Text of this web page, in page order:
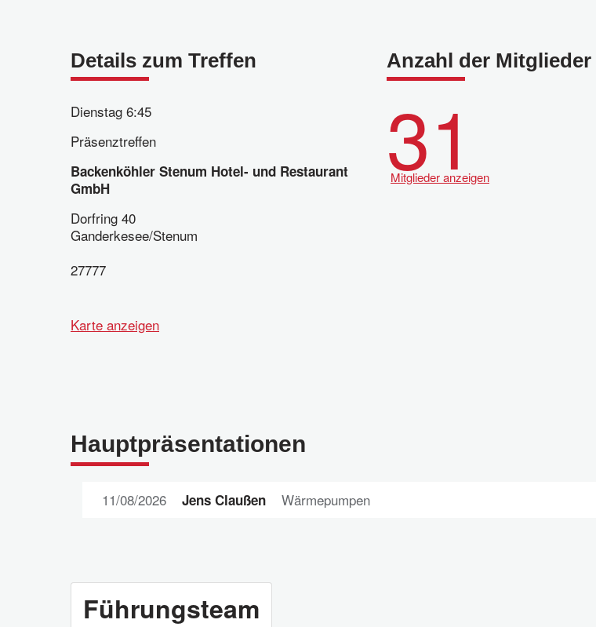
Details zum Treffen
Dienstag 6:45
Präsenztreffen
Backenköhler Stenum Hotel- und Restaurant
GmbH
Dorfring 40
Ganderkesee/Stenum
27777
Karte anzeigen
Anzahl der Mitglieder
31
Mitglieder anzeigen
Hauptpräsentationen
11/08/2026 Jens Claußen Wärmepumpen
Führungsteam